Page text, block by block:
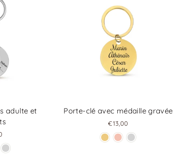
adulte et
Porte-clé avec médaille gravée
€13,00